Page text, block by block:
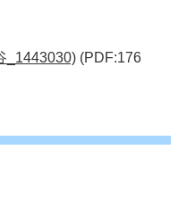
_1443030) (PDF:176